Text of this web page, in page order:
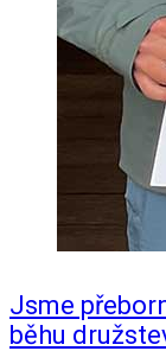
Jsme
běhu